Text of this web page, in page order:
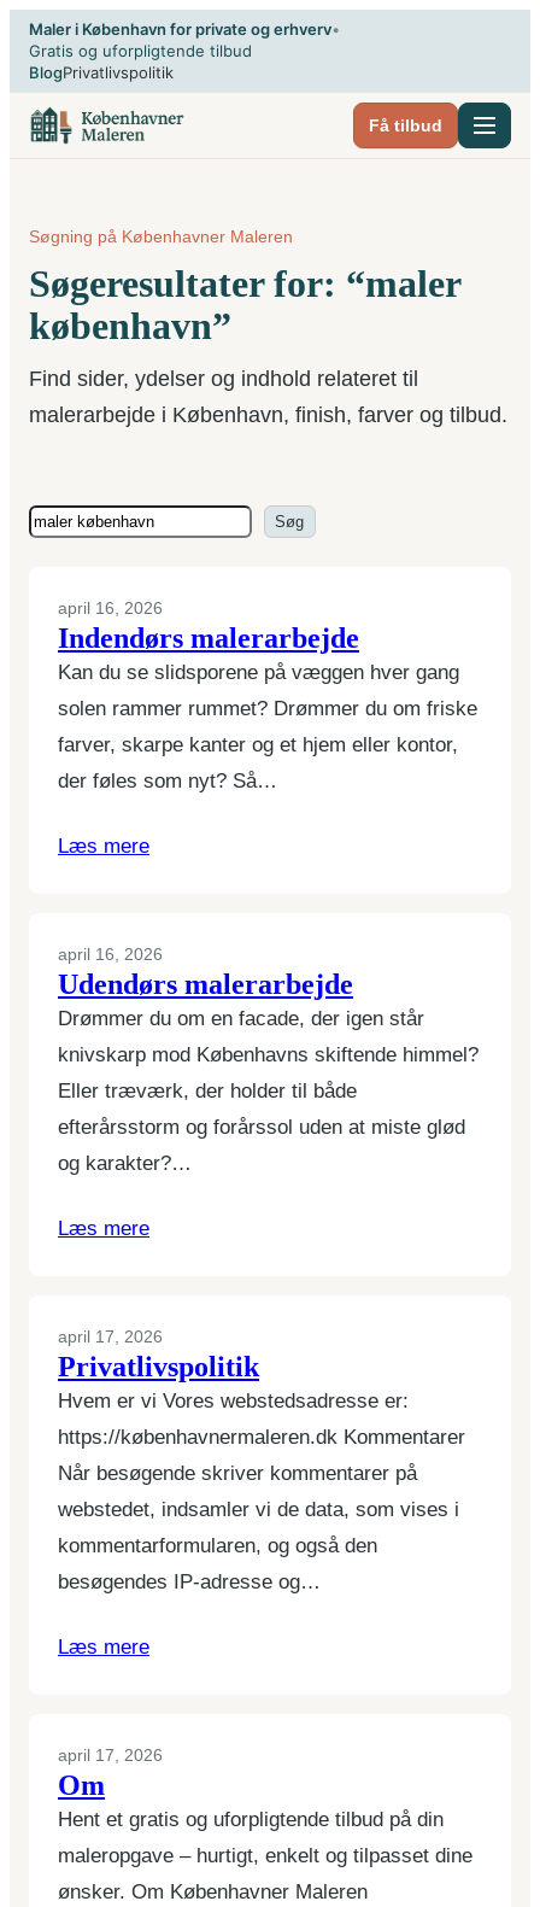
Spring
indhold
Maler i København for private og erhverv•
Gratis og uforpligtende tilbud
BlogPrivatlivspolitik
Få tilbud
Søgning på Københavner Maleren
Søgeresultater for: “maler
københavn”
Find sider, ydelser og indhold relateret til
malerarbejde i København, finish, farver og tilbud.
Søg Søg
april 16, 2026
Indendørs malerarbejde
Kan du se slidsporene på væggen hver gang
solen rammer rummet? Drømmer du om friske
farver, skarpe kanter og et hjem eller kontor,
der føles som nyt? Så…
Læs mere
april 16, 2026
Udendørs malerarbejde
Drømmer du om en facade, der igen står
knivskarp mod Københavns skiftende himmel?
Eller træværk, der holder til både
efterårsstorm og forårssol uden at miste glød
og karakter?…
Læs mere
april 17, 2026
Privatlivspolitik
Hvem er vi Vores webstedsadresse er:
https://københavnermaleren.dk Kommentarer
Når besøgende skriver kommentarer på
webstedet, indsamler vi de data, som vises i
kommentarformularen, og også den
besøgendes IP-adresse og…
Læs mere
april 17, 2026
Om
Hent et gratis og uforpligtende tilbud på din
maleropgave – hurtigt, enkelt og tilpasset dine
ønsker. Om Københavner Maleren